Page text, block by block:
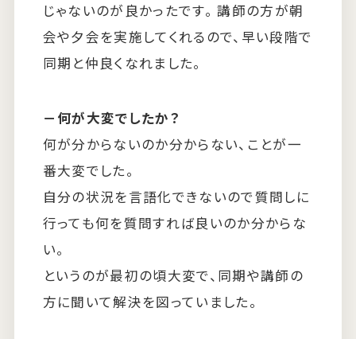
じゃないのが良かったです。 講師の方が朝
会や夕会を実施してくれるので、早い段階で
同期と仲良くなれました。
－何が大変でしたか？
何が分からないのか分からない、ことが一
番大変でした。
自分の状況を言語化できないので質問しに
行っても何を質問すれば良いのか分からな
い。
というのが最初の頃大変で、同期や講師の
方に聞いて解決を図っていました。